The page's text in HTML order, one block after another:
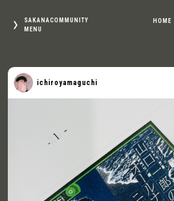
SAKANACOMMUNITY
MENU
HOME
ichiroyamaguchi